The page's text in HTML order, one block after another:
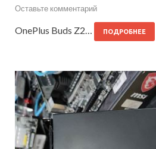
Оставьте комментарий
OnePlus Buds Z2… ПОДРОБНЕЕ